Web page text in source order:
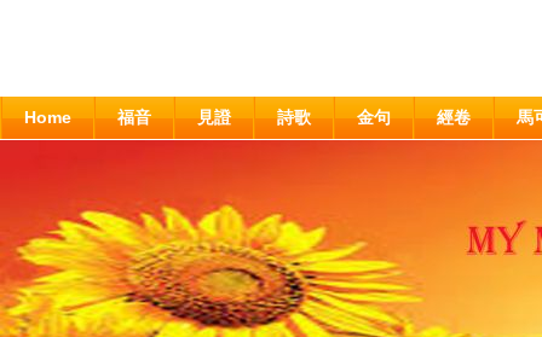
Home 福音 見證 詩歌 金句 經卷 馬